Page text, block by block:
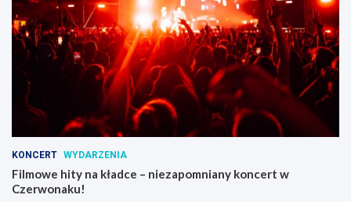
KONCERT WYDARZENIA
Filmowe hity na kładce – niezapomniany koncert w
Czerwonaku!